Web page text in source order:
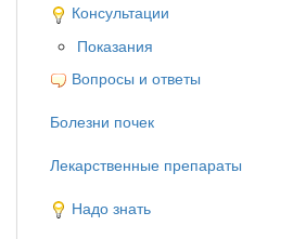
Консультации
Показания
Вопросы и ответы
Болезни почек
Лекарственные препараты
Надо знать